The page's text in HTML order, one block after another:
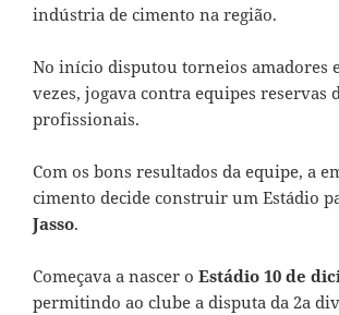
indústria de cimento na região.
No início disputou torneios amadores
vezes, jogava contra equipes reservas
profissionais.
Com os bons resultados da equipe, a
cimento decide construir um Estádio
Jasso.
Começava a nascer o Estádio 10 de
permitindo ao clube a disputa da 2a